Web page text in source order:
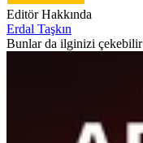
Editör Hakkında
Erdal Taşkın
Bunlar da ilginizi çekebilir